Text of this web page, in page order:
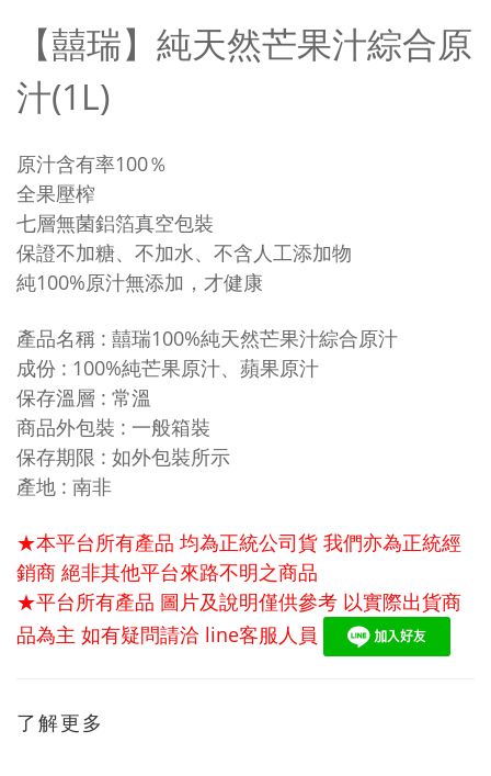
【囍瑞】純天然芒果汁綜合原
汁(1L)
原汁含有率100％
全果壓榨
七層無菌鋁箔真空包裝
保證不加糖、不加水、不含人工添加物
純100%原汁無添加，才健康
產品名稱 : 囍瑞100%純天然芒果汁綜合原汁
成份 : 100%純芒果原汁、蘋果原汁
保存溫層 : 常溫
商品外包裝 : 一般箱裝
保存期限 : 如外包裝所示
產地 : 南非
★本平台所有產品 均為正統公司貨 我們亦為正統經
銷商 絕非其他平台來路不明之商品
★平台所有產品 圖片及說明僅供參考 以實際出貨商
品為主 如有疑問請洽 line客服人員
了解更多